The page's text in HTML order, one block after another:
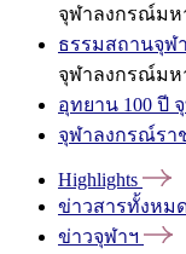
จุฬาลงกรณ์มห
ธรรมสถานจุฬ
จุฬาลงกรณ์มห
อุทยาน 100 ปี
จุฬาลงกรณ์รา
Highlights
ข่าวสารทั้งหม
ข่าวจุฬาฯ